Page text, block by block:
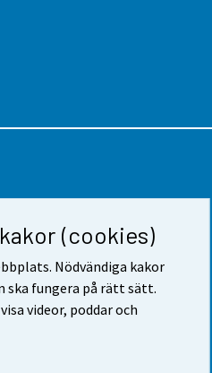
(cookies)
Nödvändiga kakor
ska fungera på rätt sätt.
videor, poddar och